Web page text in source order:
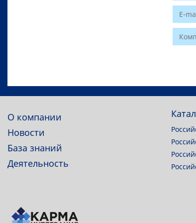
О компании
Новости
База знаний
Деятельность